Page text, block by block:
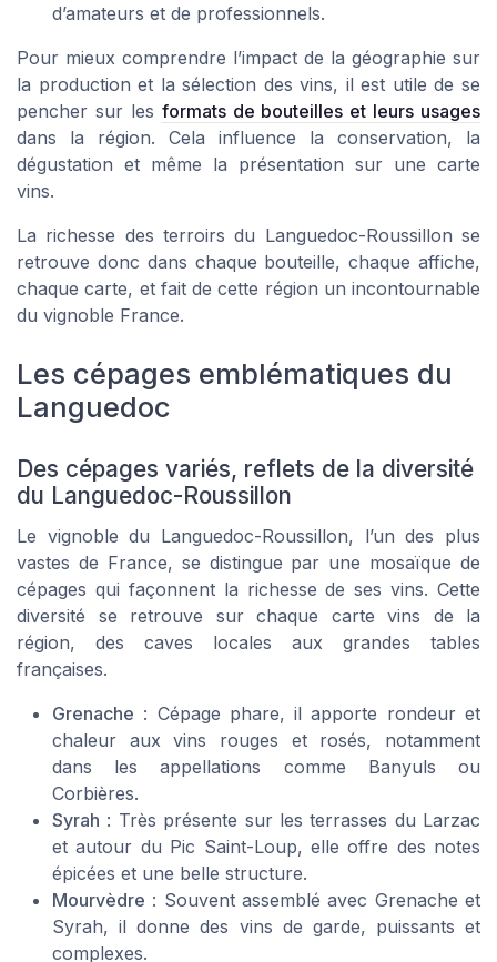
d’amateurs et de professionnels.
Pour mieux comprendre l’impact de la géographie sur
la production et la sélection des vins, il est utile de se
pencher sur les formats de bouteilles et leurs usages
dans la région. Cela influence la conservation, la
dégustation et même la présentation sur une carte
vins.
La richesse des terroirs du Languedoc-Roussillon se
retrouve donc dans chaque bouteille, chaque affiche,
chaque carte, et fait de cette région un incontournable
du vignoble France.
Les cépages emblématiques du
Languedoc
Des cépages variés, reflets de la diversité
du Languedoc-Roussillon
Le vignoble du Languedoc-Roussillon, l’un des plus
vastes de France, se distingue par une mosaïque de
cépages qui façonnent la richesse de ses vins. Cette
diversité se retrouve sur chaque carte vins de la
région, des caves locales aux grandes tables
françaises.
Grenache : Cépage phare, il apporte rondeur et
chaleur aux vins rouges et rosés, notamment
dans les appellations comme Banyuls ou
Corbières.
Syrah : Très présente sur les terrasses du Larzac
et autour du Pic Saint-Loup, elle offre des notes
épicées et une belle structure.
Mourvèdre : Souvent assemblé avec Grenache et
Syrah, il donne des vins de garde, puissants et
complexes.